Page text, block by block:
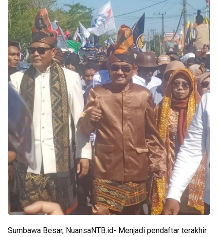
Sumbawa Besar, NuansaNTB.id- Menjadi pendaftar terakhir